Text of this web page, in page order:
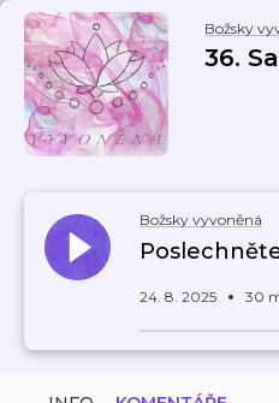
Božsky
36.
Božsky vyvoněná
24. 8. 2025 30